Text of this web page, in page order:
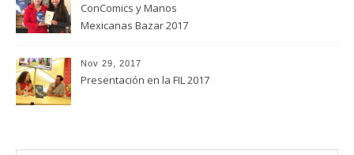
ConComics y Manos
Mexicanas Bazar 2017
Nov 29, 2017
Presentación en la FIL 2017